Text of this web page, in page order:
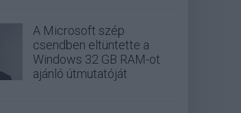
A Microsoft szép
csendben eltüntette a
Windows 32 GB RAM-ot
ajánló útmutatóját